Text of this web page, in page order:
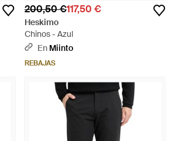
200,50 €117,50 €
Heskimo
Chinos - Azul
En Miinto
REBAJAS